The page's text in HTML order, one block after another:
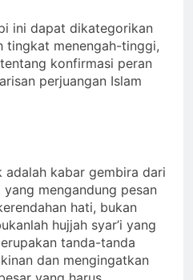
ini dapat dikategorikan
tingkat menengah-tinggi,
konfirmasi peran
perjuangan Islam
kabar gembira dari
mengandung pesan
hati, bukan
hujjah syar’i yang
tanda-tanda
dan mengingatkan